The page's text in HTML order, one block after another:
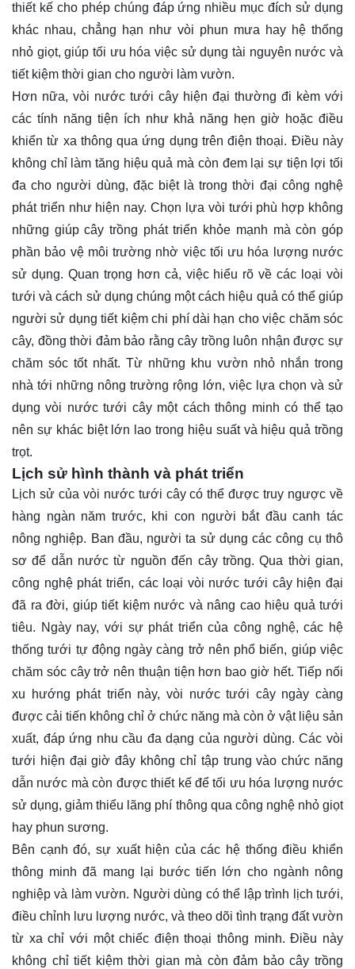
thiết kế cho phép chúng đáp ứng nhiều mục đích sử dụng
khác nhau, chẳng hạn như vòi phun mưa hay hệ thống
nhỏ giọt, giúp tối ưu hóa việc sử dụng tài nguyên nước và
tiết kiệm thời gian cho người làm vườn.
Hơn nữa, vòi nước tưới cây hiện đại thường đi kèm với
các tính năng tiện ích như khả năng hẹn giờ hoặc điều
khiển từ xa thông qua ứng dụng trên điện thoại. Điều này
không chỉ làm tăng hiệu quả mà còn đem lại sự tiện lợi tối
đa cho người dùng, đặc biệt là trong thời đại công nghệ
phát triển như hiện nay. Chọn lựa vòi tưới phù hợp không
những giúp cây trồng phát triển khỏe mạnh mà còn góp
phần bảo vệ môi trường nhờ việc tối ưu hóa lượng nước
sử dụng. Quan trọng hơn cả, việc hiểu rõ về các loại vòi
tưới và cách sử dụng chúng một cách hiệu quả có thể giúp
người sử dụng tiết kiệm chi phí dài hạn cho việc chăm sóc
cây, đồng thời đảm bảo rằng cây trồng luôn nhận được sự
chăm sóc tốt nhất. Từ những khu vườn nhỏ nhắn trong
nhà tới những nông trường rộng lớn, việc lựa chọn và sử
dụng vòi nước tưới cây một cách thông minh có thể tạo
nên sự khác biệt lớn lao trong hiệu suất và hiệu quả trồng
trọt.
Lịch sử hình thành và phát triển
Lịch sử của vòi nước tưới cây có thể được truy ngược về
hàng ngàn năm trước, khi con người bắt đầu canh tác
nông nghiệp. Ban đầu, người ta sử dụng các công cụ thô
sơ để dẫn nước từ nguồn đến cây trồng. Qua thời gian,
công nghệ phát triển, các loại vòi nước tưới cây hiện đại
đã ra đời, giúp tiết kiệm nước và nâng cao hiệu quả tưới
tiêu. Ngày nay, với sự phát triển của công nghệ, các hệ
thống tưới tự động ngày càng trở nên phổ biến, giúp việc
chăm sóc cây trở nên thuận tiện hơn bao giờ hết. Tiếp nối
xu hướng phát triển này, vòi nước tưới cây ngày càng
được cải tiến không chỉ ở chức năng mà còn ở vật liệu sản
xuất, đáp ứng nhu cầu đa dạng của người dùng. Các vòi
tưới hiện đại giờ đây không chỉ tập trung vào chức năng
dẫn nước mà còn được thiết kế để tối ưu hóa lượng nước
sử dụng, giảm thiểu lãng phí thông qua công nghệ nhỏ giọt
hay phun sương.
Bên cạnh đó, sự xuất hiện của các hệ thống điều khiển
thông minh đã mang lại bước tiến lớn cho ngành nông
nghiệp và làm vườn. Người dùng có thể lập trình lịch tưới,
điều chỉnh lưu lượng nước, và theo dõi tình trạng đất vườn
từ xa chỉ với một chiếc điện thoại thông minh. Điều này
không chỉ tiết kiệm thời gian mà còn đảm bảo cây trồng